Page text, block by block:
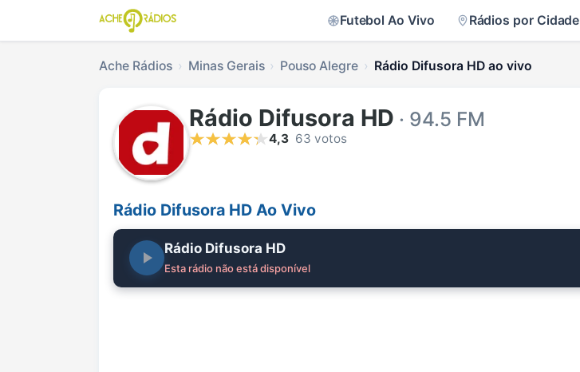
Futebol Ao Vivo Rádios por Cidade
Ache Rádios Minas Gerais Pouso Alegre Rádio Difusora HD ao vivo
Rádio Difusora HD · 94.5 FM
4,3 63 votos
Rádio Difusora HD Ao Vivo
Rádio Difusora HD
Esta rádio não está disponível